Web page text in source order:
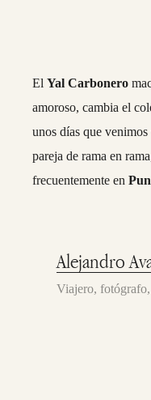
ElYal Carbonero
amoroso, cambia el
unos días que
pareja de rama en
frecuentemente en
Alejandro
Viajero,